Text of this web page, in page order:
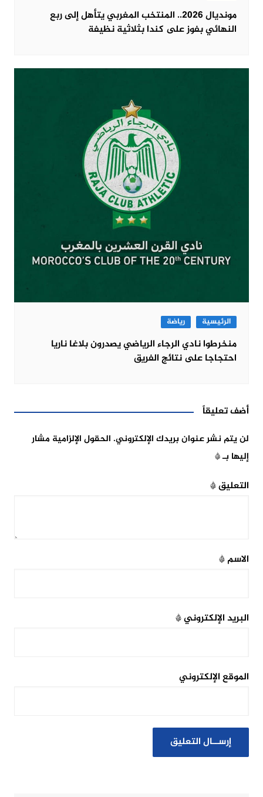
مونديال 2026.. المنتخب المغربي يتأهل إلى ربع
النهائي بفوز على كندا بثلاثية نظيفة
الرئيسية رياضة
منخرطوا نادي الرجاء الرياضي يصدرون بلاغا ناريا
احتجاجا على نتائج الفريق
أضف تعليقاً
لن يتم نشر عنوان بريدك الإلكتروني. الحقول الإلزامية مشار
إليها بـ*
التعليق*
الاسم*
البريد الإلكتروني*
الموقع الإلكتروني